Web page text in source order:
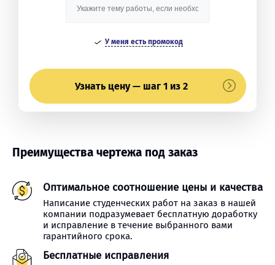
У меня есть промокод
Узнать цену — шаг 1 из 2
Преимущества чертежа под заказ
Оптимальное соотношение цены и качества
Написание студенческих работ на заказ в нашей
компании подразумевает бесплатную доработку
и исправление в течение выбранного вами
гарантийного срока.
Бесплатные исправления